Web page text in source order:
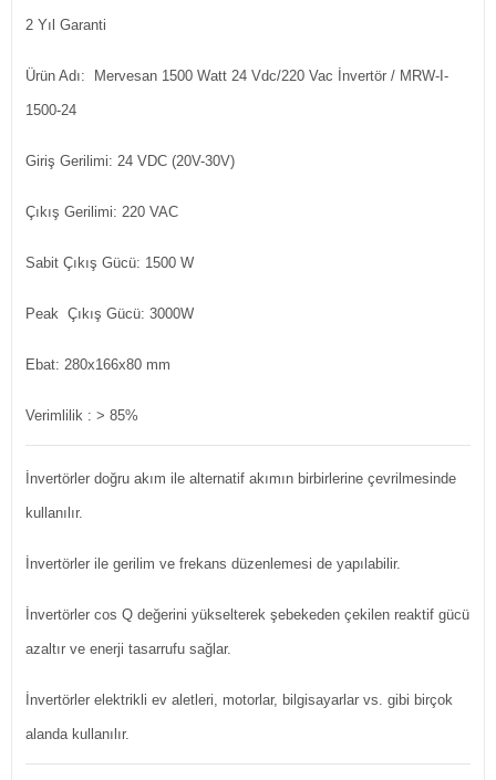
2 Yıl Garanti
Ürün Adı: Mervesan 1500 Watt 24 Vdc/220 Vac İnvertör / MRW-I-
1500-24
Giriş Gerilimi: 24 VDC (20V-30V)
Çıkış Gerilimi: 220 VAC
Sabit Çıkış Gücü: 1500 W
Peak Çıkış Gücü: 3000W
Ebat: 280x166x80 mm
Verimlilik : > 85%
İnvertörler doğru akım ile alternatif akımın birbirlerine çevrilmesinde
kullanılır.
İnvertörler ile gerilim ve frekans düzenlemesi de yapılabilir.
İnvertörler cos Q değerini yükselterek şebekeden çekilen reaktif gücü
azaltır ve enerji tasarrufu sağlar.
İnvertörler elektrikli ev aletleri, motorlar, bilgisayarlar vs. gibi birçok
alanda kullanılır.